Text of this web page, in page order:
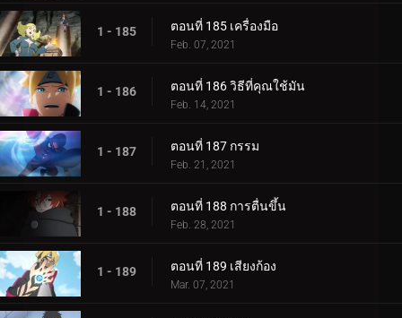
1 - 185 ตอนที่ 185 เครื่องมือ
Feb. 07, 2021
1 - 186 ตอนที่ 186 วิธีที่คุณใช้มัน
Feb. 14, 2021
1 - 187 ตอนที่ 187 กรรม
Feb. 21, 2021
1 - 188 ตอนที่ 188 การตื่นขึ้น
Feb. 28, 2021
1 - 189 ตอนที่ 189 เสียงก้อง
Mar. 07, 2021